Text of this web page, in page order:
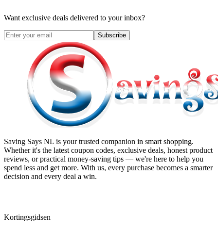
Want exclusive deals delivered to your inbox?
Subscribe
Saving Says NL is your trusted companion in smart shopping.
Whether it's the latest coupon codes, exclusive deals, honest product
reviews, or practical money-saving tips — we're here to help you
spend less and get more. With us, every purchase becomes a smarter
decision and every deal a win.
Kortingsgidsen